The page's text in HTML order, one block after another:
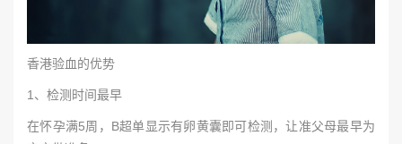
香港验血的优势
1、检测时间最早
在怀孕满5周，B超单显示有卵黄囊即可检测，让准父母最早为